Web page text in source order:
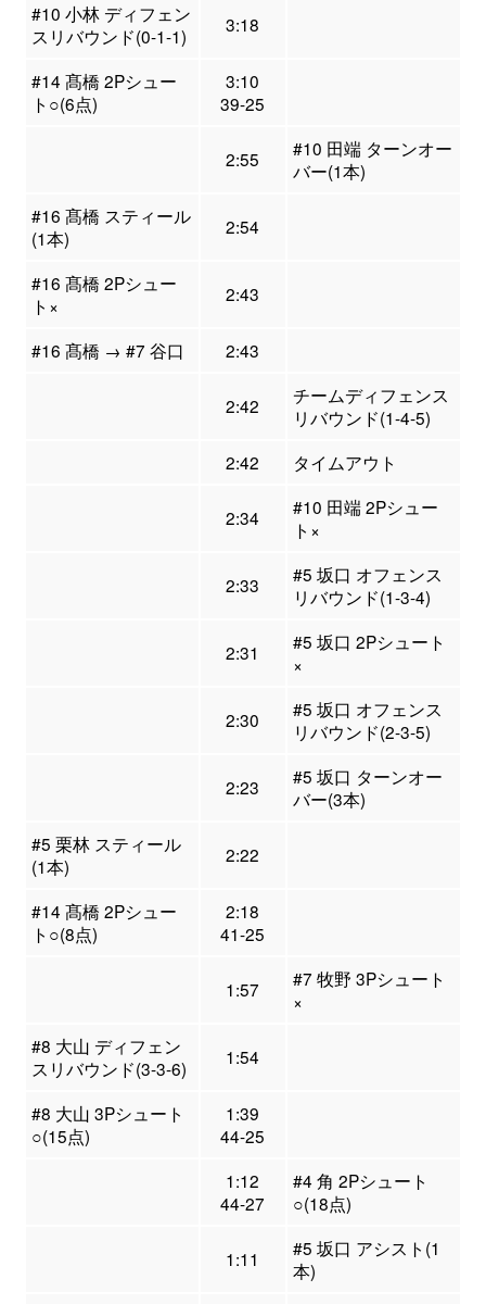
#10 小林 ディフェン
スリバウンド(0-1-1)
3:18
#14 髙橋 2Pシュー
ト○(6点)
3:10
39-25
2:55
#10 田端 ターンオー
バー(1本)
#16 髙橋 スティール
(1本)
2:54
#16 髙橋 2Pシュー
ト×
2:43
#16 髙橋 → #7 谷口 2:43
2:42
チームディフェンス
リバウンド(1-4-5)
2:42
タイムアウト
2:34
#10 田端 2Pシュー
ト×
2:33
#5 坂口 オフェンス
リバウンド(1-3-4)
2:31
#5 坂口 2Pシュート
×
2:30
#5 坂口 オフェンス
リバウンド(2-3-5)
2:23
#5 坂口 ターンオー
バー(3本)
#5 栗林 スティール
(1本)
2:22
#14 髙橋 2Pシュー
ト○(8点)
2:18
41-25
1:57
#7 牧野 3Pシュート
×
#8 大山 ディフェン
スリバウンド(3-3-6)
1:54
#8 大山 3Pシュート
○(15点)
1:39
44-25
1:12
44-27
#4 角 2Pシュート
○(18点)
1:11
#5 坂口 アシスト(1
本)